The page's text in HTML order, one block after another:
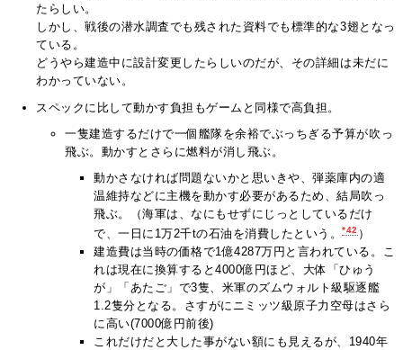
たらしい。
しかし、戦後の潜水調査でも残された資料でも標準的な3翅となっ
ている。
どうやら建造中に設計変更したらしいのだが、その詳細は未だに
わかっていない。
スペックに比して動かす負担もゲームと同様で高負担。
一隻建造するだけで一個艦隊を余裕でぶっちぎる予算が吹っ
飛ぶ。動かすとさらに燃料が消し飛ぶ。
動かさなければ問題ないかと思いきや、弾薬庫内の適
温維持などに主機を動かす必要があるため、結局吹っ
飛ぶ。（海軍は、なにもせずにじっとしているだけ
で、一日に1万2千tの石油を消費したという。*42 ）
建造費は当時の価格で1億4287万円と言われている。こ
れは現在に換算すると4000億円ほど、大体「ひゅう
が」「あたご」で3隻、米軍のズムウォルト級駆逐艦
1.2隻分となる。さすがにニミッツ級原子力空母はさら
に高い(7000億円前後)
これだけだと大した事がない額にも見えるが、1940年